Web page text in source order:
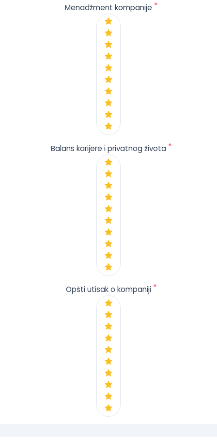
Menadžment kompanije *
Balans karijere i privatnog života *
Opšti utisak o kompaniji *